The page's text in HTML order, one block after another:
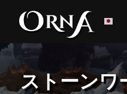
ストーンワ